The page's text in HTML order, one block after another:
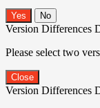
No
Version Differences
Please select two
Close
Version Differences